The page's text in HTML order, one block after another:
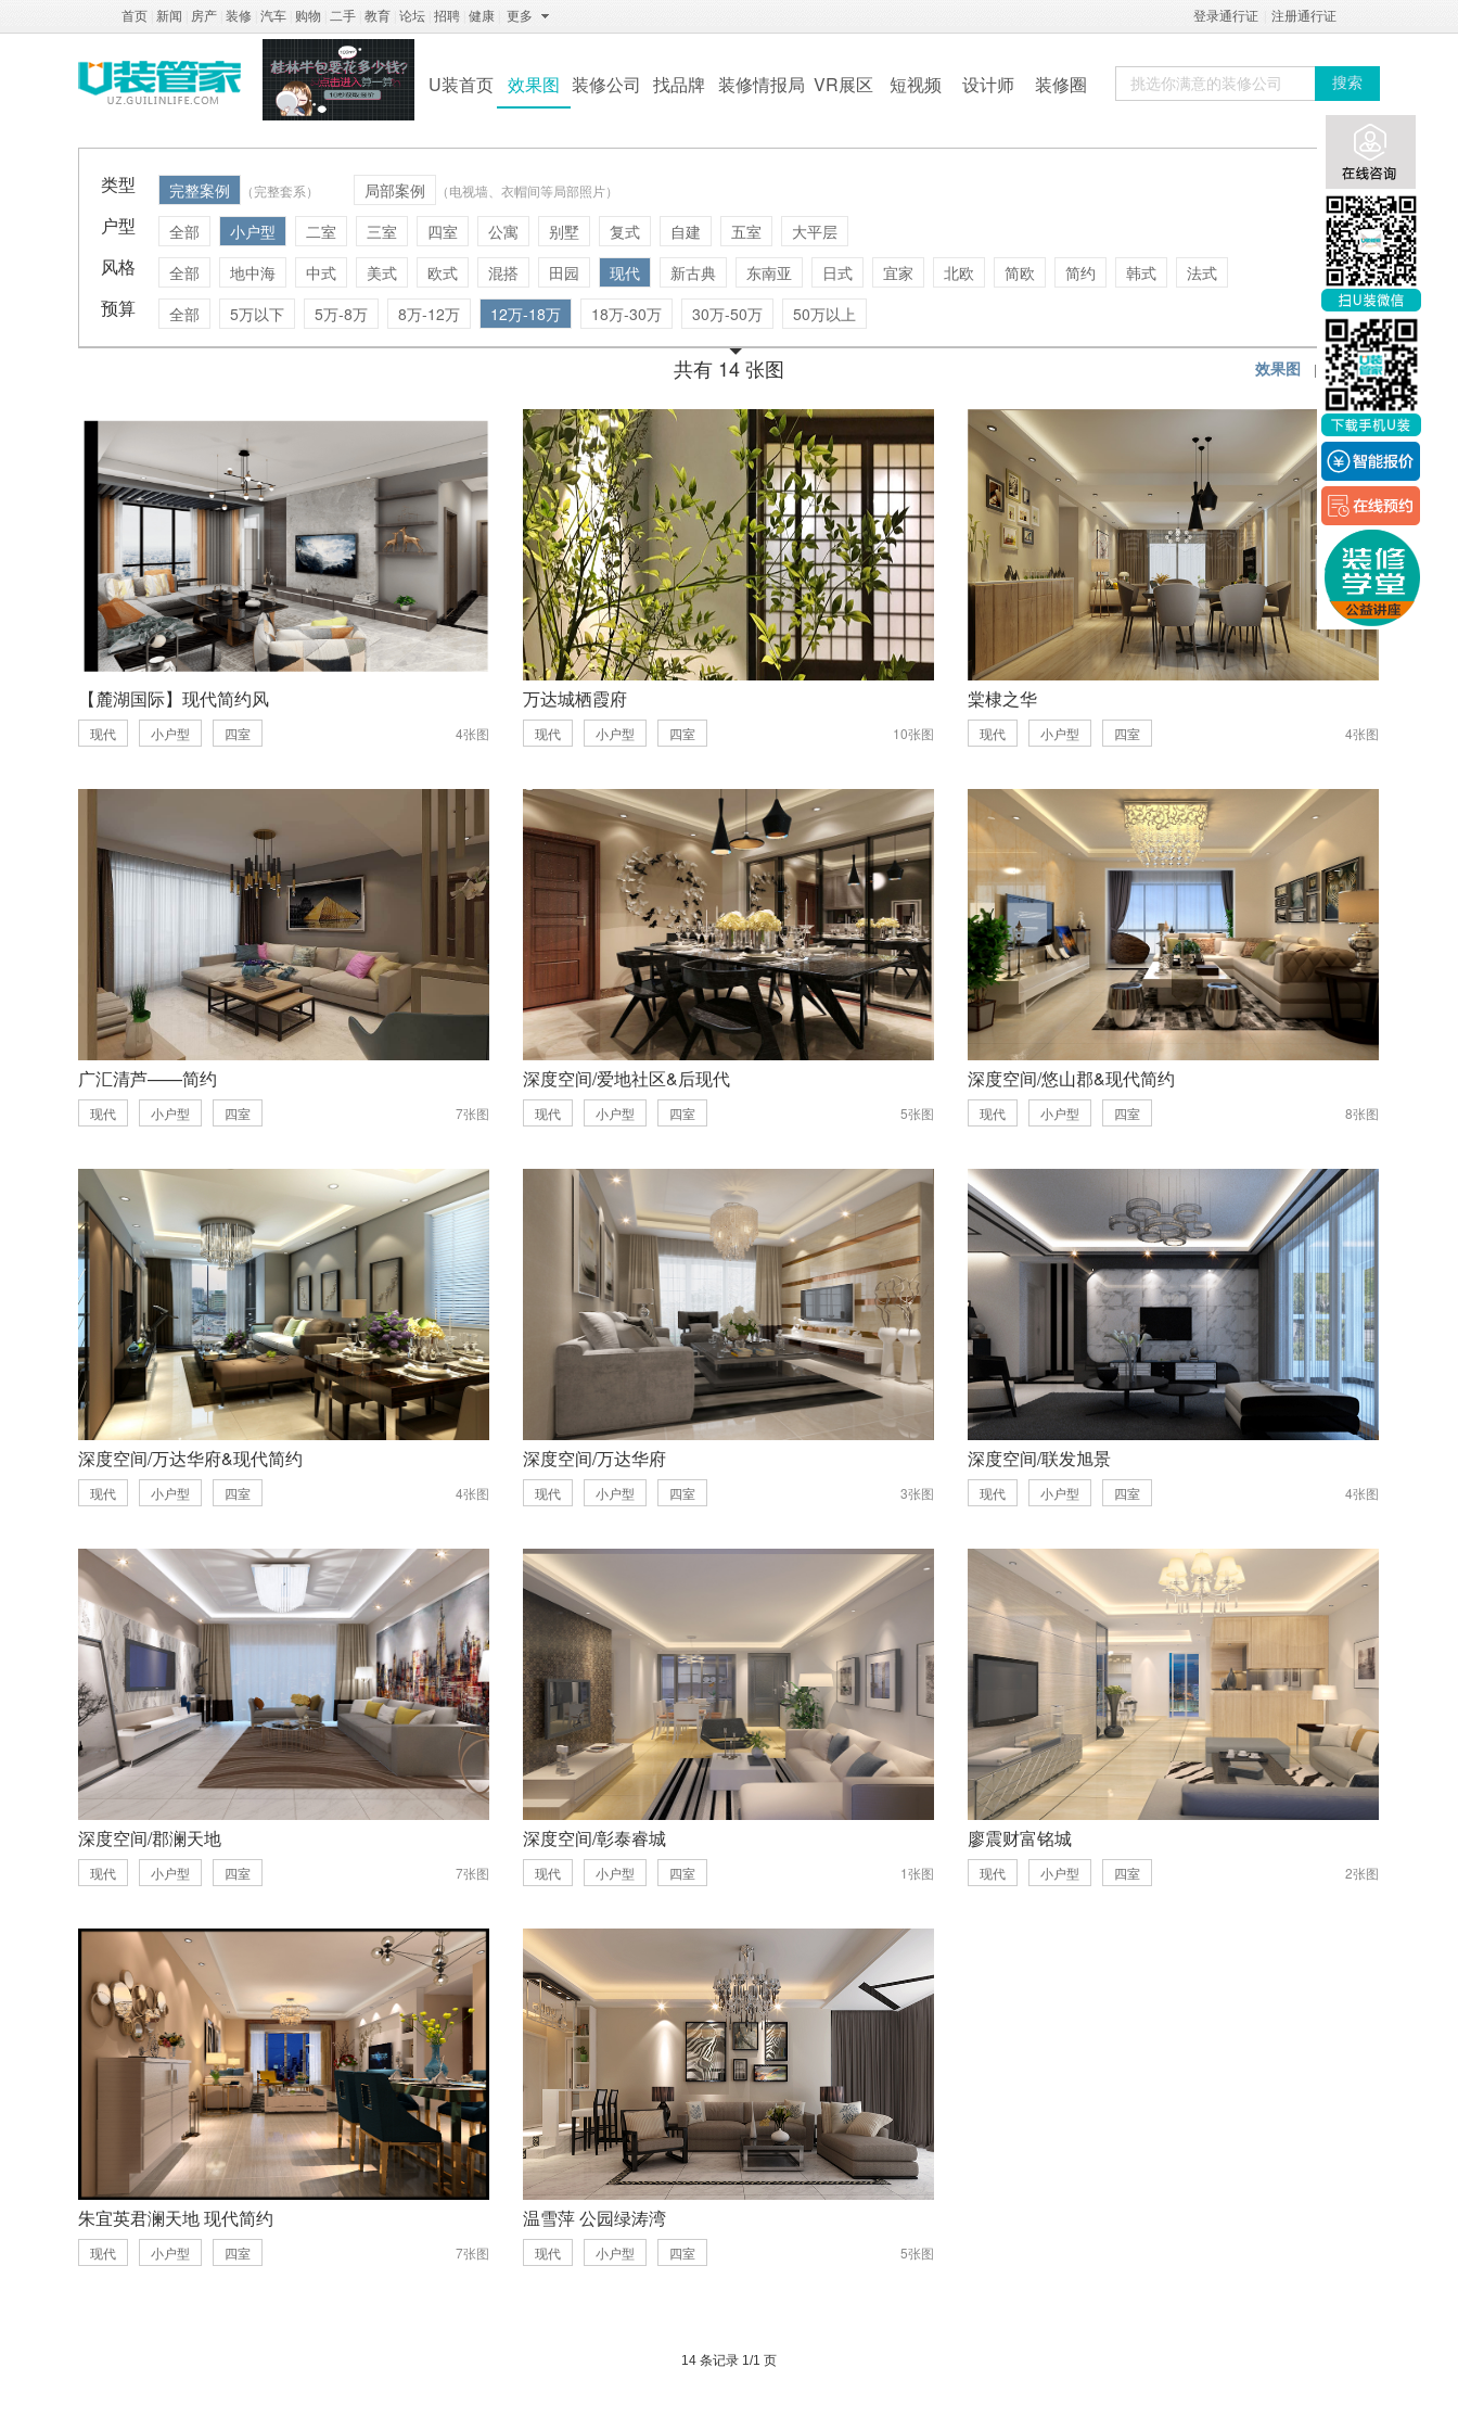
注册通行证
登录通行证
首页 新闻 房产 装修 汽车 购物 二手 教育 论坛 招聘 健康 更多
U装首页 效果图 装修公司 找品牌 装修情报局 VR展区 短视频 设计师 装修圈 搜索
类型 完整案例 （完整套系） 局部案例 （电视墙、衣帽间等局部照片）
户型 全部 小户型 二室 三室 四室 公寓 别墅 复式 自建 五室 大平层
风格 全部 地中海 中式 美式 欧式 混搭 田园 现代 新古典 东南亚 日式 宜家 北欧 简欧 简约 韩式 法式
预算 全部 5万以下 5万-8万 8万-12万 12万-18万 18万-30万 30万-50万 50万以上
共有 14 张图 效果图 |实景图
【麓湖国际】现代简约风
现代 小户型 四室 4张图
万达城栖霞府
现代 小户型 四室 10张图
棠棣之华
现代 小户型 四室 4张图
广汇清芦——简约
现代 小户型 四室 7张图
深度空间/爱地社区&后现代
现代 小户型 四室 5张图
深度空间/悠山郡&现代简约
现代 小户型 四室 8张图
深度空间/万达华府&现代简约
现代 小户型 四室 4张图
深度空间/万达华府
现代 小户型 四室 3张图
深度空间/联发旭景
现代 小户型 四室 4张图
深度空间/郡澜天地
现代 小户型 四室 7张图
深度空间/彰泰睿城
现代 小户型 四室 1张图
廖震财富铭城
现代 小户型 四室 2张图
朱宜英君澜天地 现代简约
现代 小户型 四室 7张图
温雪萍 公园绿涛湾
现代 小户型 四室 5张图
14 条记录 1/1 页